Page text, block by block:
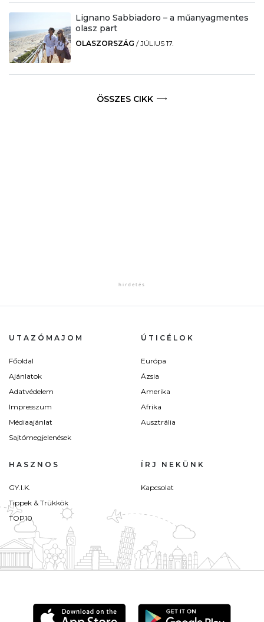
Lignano Sabbiadoro – a műanyagmentes
olasz part
OLASZORSZÁG /JÚLIUS 17.
ÖSSZES CIKK
UTAZÓMAJOM
Főoldal
Ajánlatok
Adatvédelem
Impresszum
Médiaajánlat
Sajtómegjelenések
ÚTICÉLOK
Európa
Ázsia
Amerika
Afrika
Ausztrália
HASZNOS
GY.I.K.
Tippek & Trükkök
TOP10
ÍRJ NEKÜNK
Kapcsolat